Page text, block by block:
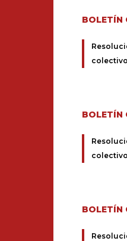
BOLETÍN
BOLETÍN
BOLETÍN